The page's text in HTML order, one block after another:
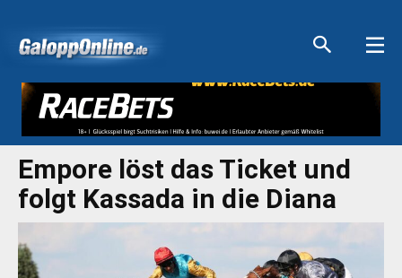
Empore löst das Ticket und
folgt Kassada in die Diana